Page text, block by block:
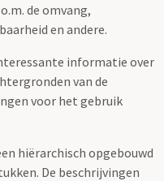
de omvang,
en andere.
informatie over
van de
voor het gebruik
hiërarchisch opgebouwd
De beschrijvingen